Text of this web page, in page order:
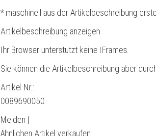
* maschinell aus der Artikelbeschreibung
Artikelbeschreibung anzeigen
Ihr Browser unterstützt keine IFrames.
Sie können die Artikelbeschreibung aber
Artikel Nr.:
0089690050
Melden |
Ähnlichen Artikel verkaufen